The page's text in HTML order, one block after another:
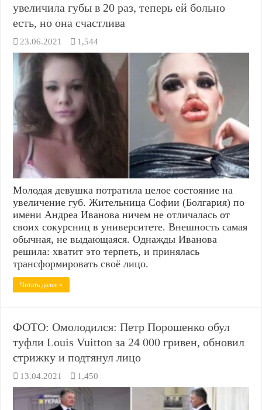
увеличила губы в 20 раз, теперь ей больно
есть, но она счастлива
23.06.2021 1,544
Молодая девушка потратила целое состояние на
увеличение губ. Жительница Софии (Болгария) по
имени Андреа Иванова ничем не отличалась от
своих сокурсниц в университете. Внешность самая
обычная, не выдающаяся. Однажды Иванова
решила: хватит это терпеть, и принялась
трансформировать своё лицо.
Читать далее »
ФОТО: Омолодился: Петр Порошенко обул
туфли Louis Vuitton за 24 000 гривен, обновил
стрижку и подтянул лицо
13.04.2021 1,450